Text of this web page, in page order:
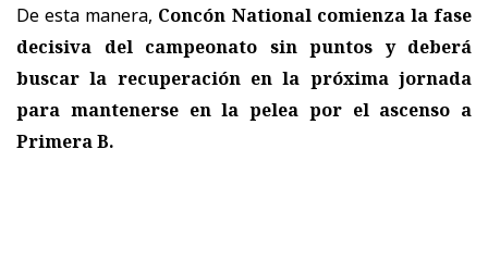
De esta manera, Concón National comienza la fase
decisiva del campeonato sin puntos y deberá
buscar la recuperación en la próxima jornada
para mantenerse en la pelea por el ascenso a
Primera B.